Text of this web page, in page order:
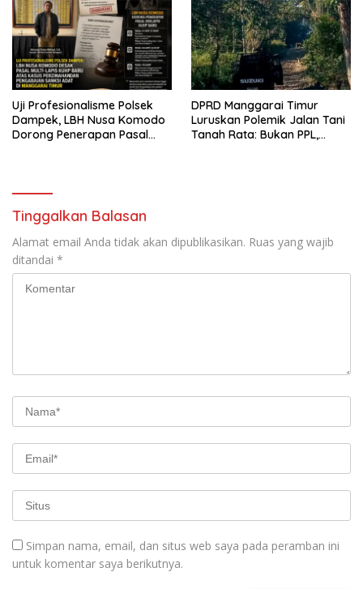
Uji Profesionalisme Polsek
Dampek, LBH Nusa Komodo
Dorong Penerapan Pasal
DPRD Manggarai Timur
Luruskan Polemik Jalan Tani
Tanah Rata: Bukan PPL,
Tinggalkan Balasan
Alamat email Anda tidak akan dipublikasikan. Ruas yang wajib
ditandai *
Simpan nama, email, dan situs web saya pada peramban ini
untuk komentar saya berikutnya.